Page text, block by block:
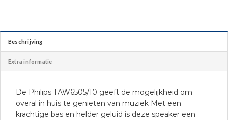
Beschrijving
Extra informatie
De Philips TAW6505/10 geeft de mogelijkheid om
overal in huis te genieten van muziek Met een
krachtige bas en helder geluid is deze speaker een